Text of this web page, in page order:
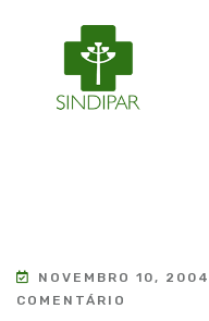
NOVEMBRO 10, 2004
COMENTÁRIO